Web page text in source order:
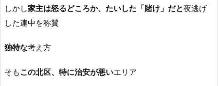
しかし家主は怒るどころか、たいした「賭け」だと夜逃げ
した連中を称賛
独特な考え方
そも この北区、特に治安が悪いエリア